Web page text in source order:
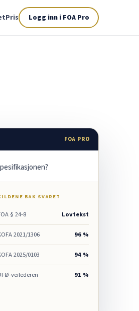
Pris Logg inn i FOA Pro
FOA PRO
BAK SVARET
§ 24-8 Lovtekst
2021/1306 96 %
2025/0103 94 %
veilederen 91 %